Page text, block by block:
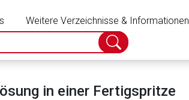
Weitere Verzeichnisse & Informationen
Suche
abschicken
in einer Fertigspritze